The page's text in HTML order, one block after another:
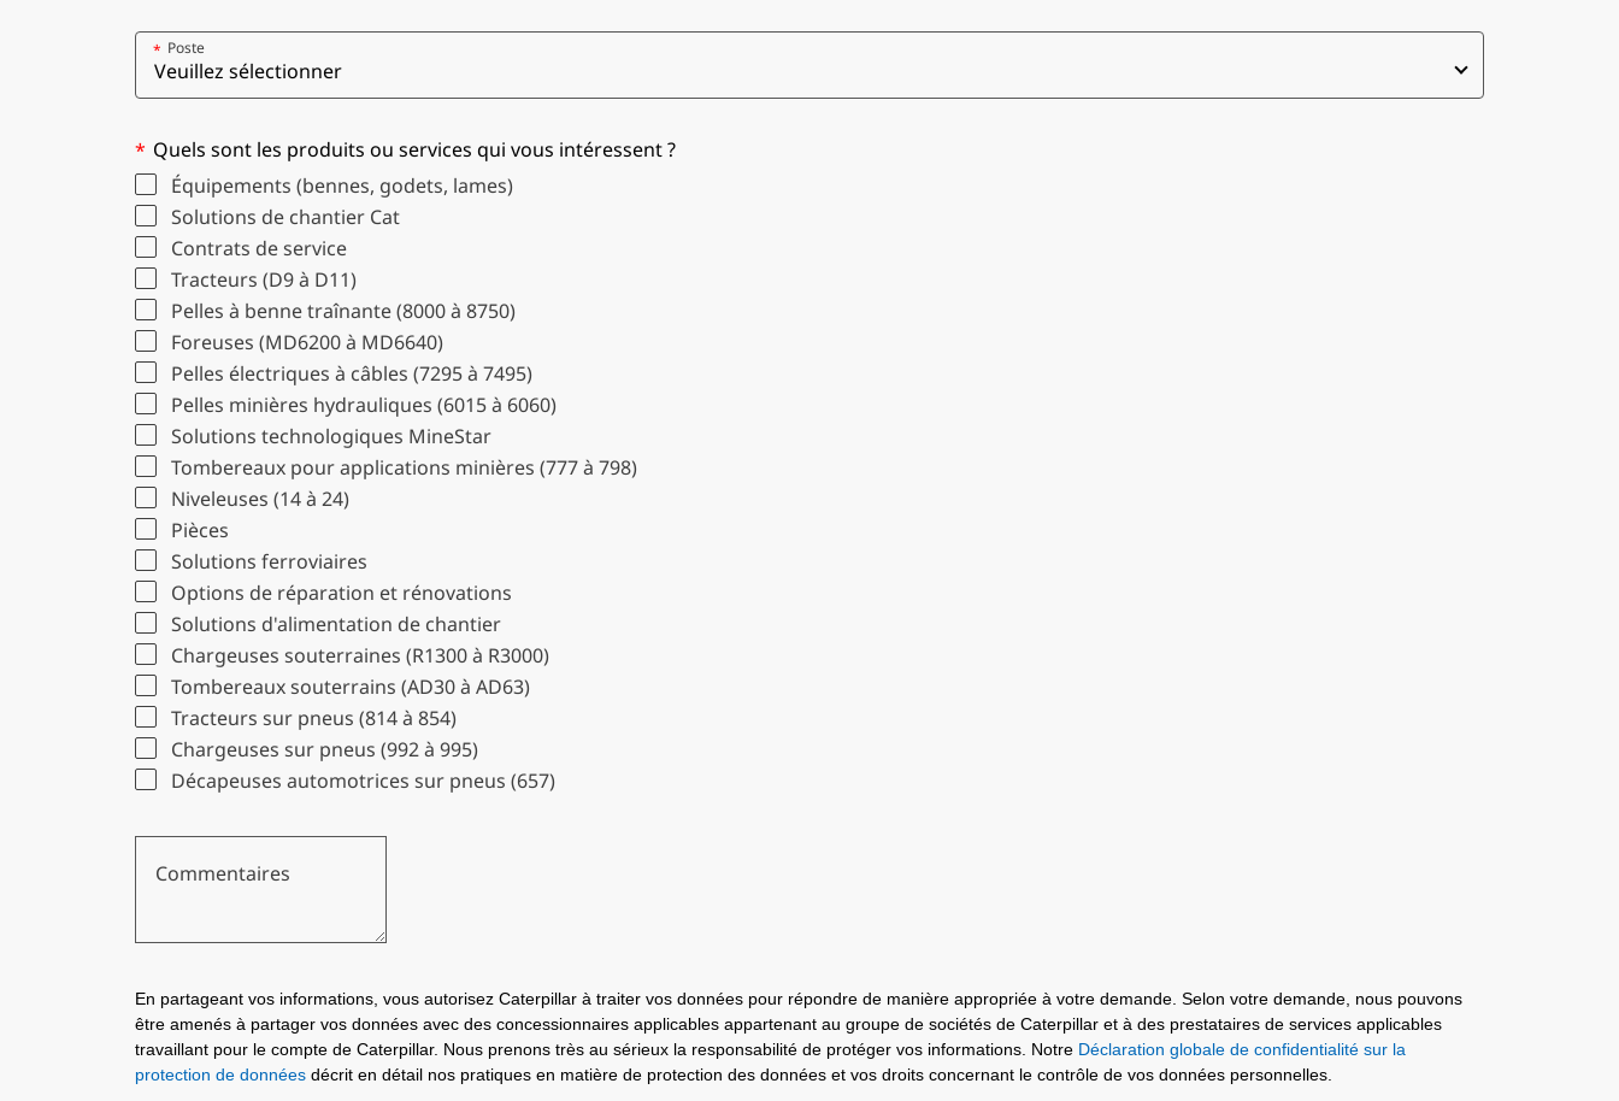
Poste
*
Quels sont les produits ou services qui vous intéressent ?
*
Équipements (bennes, godets, lames)
Solutions de chantier Cat
Contrats de service
Tracteurs (D9 à D11)
Pelles à benne traînante (8000 à 8750)
Foreuses (MD6200 à MD6640)
Pelles électriques à câbles (7295 à 7495)
Pelles minières hydrauliques (6015 à 6060)
Solutions technologiques MineStar
Tombereaux pour applications minières (777 à 798)
Niveleuses (14 à 24)
Pièces
Solutions ferroviaires
Options de réparation et rénovations
Solutions d'alimentation de chantier
Chargeuses souterraines (R1300 à R3000)
Tombereaux souterrains (AD30 à AD63)
Tracteurs sur pneus (814 à 854)
Chargeuses sur pneus (992 à 995)
Décapeuses automotrices sur pneus (657)
Commentaires
En partageant vos informations, vous autorisez Caterpillar à traiter vos données pour répondre de manière appropriée à votre demande. Selon votre demande, nous pouvons
être amenés à partager vos données avec des concessionnaires applicables appartenant au groupe de sociétés de Caterpillar et à des prestataires de services applicables
travaillant pour le compte de Caterpillar. Nous prenons très au sérieux la responsabilité de protéger vos informations. Notre Déclaration globale de confidentialité sur la
protection de données décrit en détail nos pratiques en matière de protection des données et vos droits concernant le contrôle de vos données personnelles.